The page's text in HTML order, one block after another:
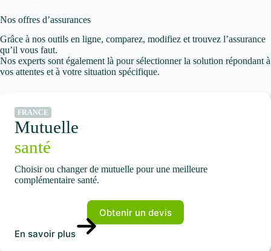
Nos offres d’assurances
Grâce à nos outils en ligne, comparez, modifiez et trouvez l’assurance
qu’il vous faut.
Nos experts sont également là pour sélectionner la solution répondant à
vos attentes et à votre situation spécifique.
FRANCE
Mutuelle
santé
Choisir ou changer de mutuelle pour une meilleure
complémentaire santé.
Obtenir un devis
En savoir plus